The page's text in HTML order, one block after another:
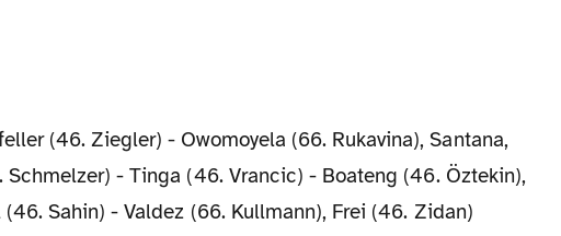
(46. Ziegler) - Owomoyela (66. Rukavina), Santana,
Schmelzer) - Tinga (46. Vrancic) - Boateng (46. Öztekin),
Sahin) - Valdez (66. Kullmann), Frei (46. Zidan)